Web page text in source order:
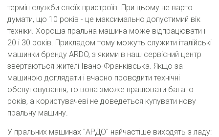
термін служби своїх пристроїв. При цьому не варто
думати, що 10 років - це максимально допустимий вік
техніки. Хороша пральна машина може відпрацювати і
20 і 30 років. Прикладом тому можуть служити італійські
машинки бренду ARDO, з якими в наш сервісний центр
звертаються жителі Івано-Франківська. Якщо за
машиною доглядати і вчасно проводити технічні
обслуговування, то вона зможе працювати багато
років, а користувачеві не доведеться купувати нову
пральну машину.
У пральних машинах "АРДО" найчастіше виходять з ладу: